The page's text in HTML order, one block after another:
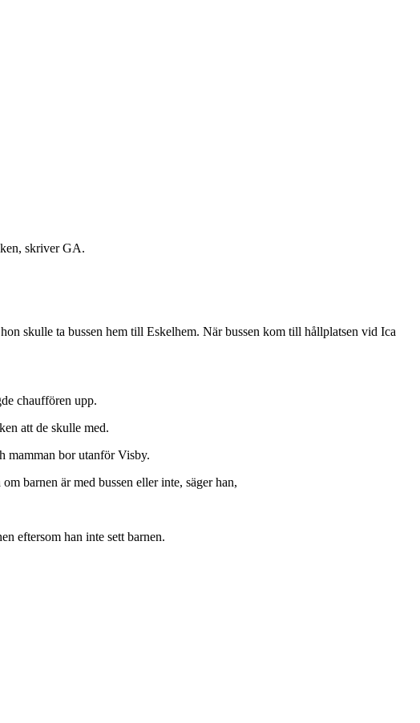
skriver GA.
skulle ta bussen hem till Eskelhem. När bussen kom till hållplatsen vid Ica
chauffören upp.
att de skulle med.
mamman bor utanför Visby.
barnen är med bussen eller inte, säger han,
eftersom han inte sett barnen.